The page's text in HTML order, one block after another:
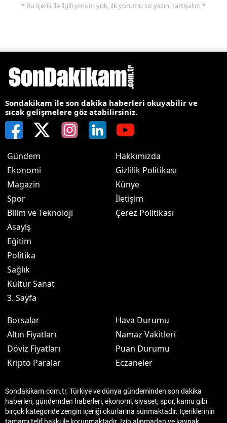
* Bu içerik ile ilgili yorum yok, ilk yorumu siz yazın, tartışalım *
Sondakikam ile son dakika haberleri okuyabilir ve
sıcak gelişmelere göz atabilirsiniz.
Gündem
Ekonomi
Magazin
Spor
Bilim ve Teknoloji
Asayiş
Eğitim
Politika
Sağlık
Kültür Sanat
3. Sayfa
Hakkımızda
Gizlilik Politikası
Künye
İletişim
Çerez Politikası
Borsalar
Altın Fiyatları
Döviz Fiyatları
Kripto Paralar
Hava Durumu
Namaz Vakitleri
Puan Durumu
Eczaneler
Sondakikam.com.tr, Türkiye ve dünya gündeminden son dakika
haberleri, gündemden haberleri, ekonomi, siyaset, spor, kamu gibi
birçok kategoride zengin içeriği okurlarına sunmaktadır. İçeriklerinin
tamamı telif hakkı ile korunmaktadır. İzin alınmadan ve kaynak